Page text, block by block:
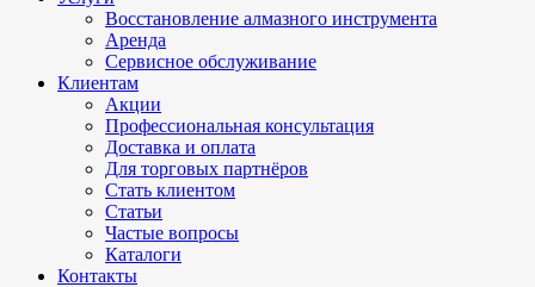
Восстановление алмазного инструмента
Аренда
Сервисное обслуживание
Клиентам
Акции
Профессиональная консультация
Доставка и оплата
Для торговых партнёров
Стать клиентом
Статьи
Частые вопросы
Каталоги
Контакты